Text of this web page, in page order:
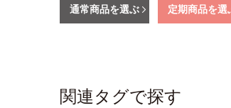
通常商品を選ぶ 定期商品を選
関連タグで探す